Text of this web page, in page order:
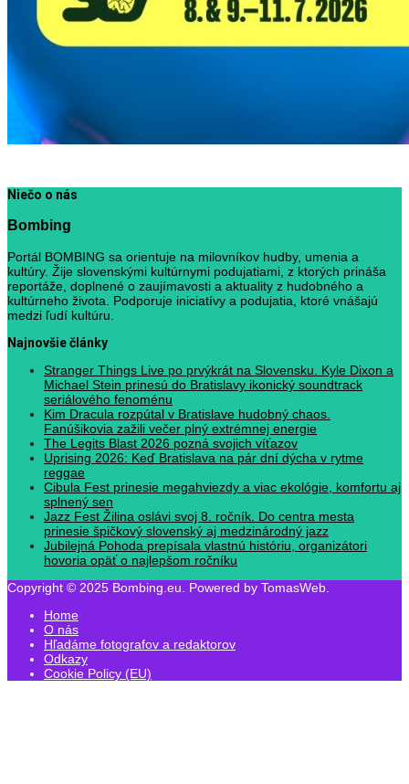
Niečo o nás
Bombing
Portál BOMBING sa orientuje na milovníkov hudby, umenia a
kultúry. Žije slovenskými kultúrnymi podujatiami, z ktorých prináša
reportáže, doplnené o zaujímavosti a aktuality z hudobného a
kultúrneho života. Podporuje iniciatívy a podujatia, ktoré vnášajú
medzi ľudí kultúru.
Najnovšie články
Stranger Things Live po prvýkrát na Slovensku. Kyle Dixon a
Michael Stein prinesú do Bratislavy ikonický soundtrack
seriálového fenoménu
Kim Dracula rozpútal v Bratislave hudobný chaos.
Fanúšikovia zažili večer plný extrémnej energie
The Legits Blast 2026 pozná svojich víťazov
Uprising 2026: Keď Bratislava na pár dní dýcha v rytme
reggae
Cibula Fest prinesie megahviezdy a viac ekológie, komfortu aj
splnený sen
Jazz Fest Žilina oslávi svoj 8. ročník. Do centra mesta
prinesie špičkový slovenský aj medzinárodný jazz
Jubilejná Pohoda prepísala vlastnú históriu, organizátori
hovoria opäť o najlepšom ročníku
Copyright © 2025 Bombing.eu. Powered by TomasWeb.
Home
O nás
Hľadáme fotografov a redaktorov
Odkazy
Cookie Policy (EU)